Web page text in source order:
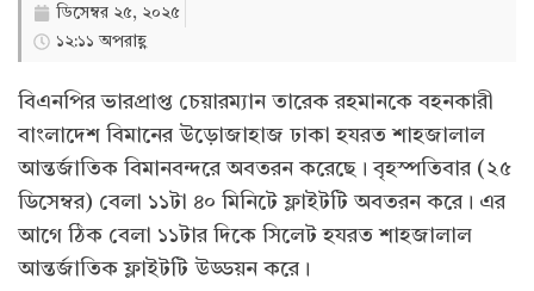
ডিসেম্বর ২৫, ২০২৫
১২:১১ অপরাহ্ণ
বিএনপির ভারপ্রাপ্ত চেয়ারম্যান তারেক রহমানকে বহনকারী
বাংলাদেশ বিমানের উড়োজাহাজ ঢাকা হযরত শাহজালাল
আন্তর্জাতিক বিমানবন্দরে অবতরন করেছে। বৃহস্পতিবার (২৫
ডিসেম্বর) বেলা ১১টা ৪০ মিনিটে ফ্লাইটটি অবতরন করে। এর
আগে ঠিক বেলা ১১টার দিকে সিলেট হযরত শাহজালাল
আন্তর্জাতিক ফ্লাইটটি উড্ডয়ন করে।